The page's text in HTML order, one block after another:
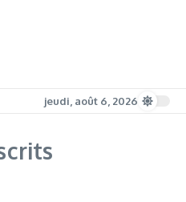
jeudi, août 6, 2026